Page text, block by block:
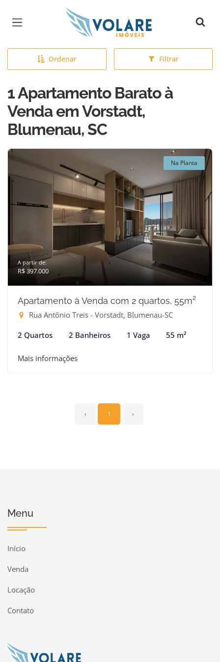
Página inicial
Ordenar Filtrar
1 Apartamento Barato à
Venda em Vorstadt,
Blumenau, SC
Na Planta
A partir de:
R$ 397.000
Apartamento à Venda com 2 quartos, 55m²
Rua Antônio Treis - Vorstadt, Blumenau-SC
2 Quartos 2 Banheiros 1 Vaga 55 m²
Mais informações
‹ 1 ›
Menu
Início
Venda
Locação
Contato
Página inicial